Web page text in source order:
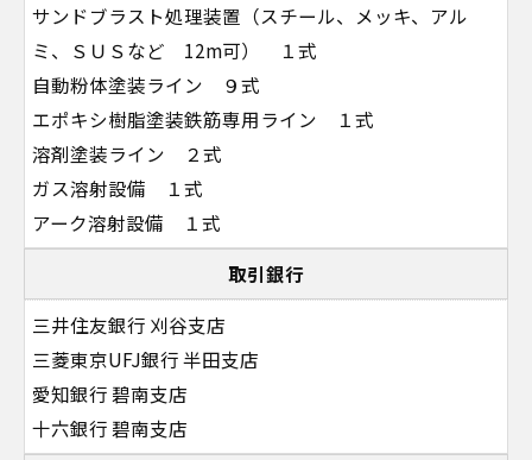
サンドブラスト処理装置（スチール、メッキ、アル
ミ、ＳＵＳなど 12m可） １式
自動粉体塗装ライン ９式
エポキシ樹脂塗装鉄筋専用ライン １式
溶剤塗装ライン ２式
ガス溶射設備 １式
アーク溶射設備 １式
取引銀行
三井住友銀行 刈谷支店
三菱東京UFJ銀行 半田支店
愛知銀行 碧南支店
十六銀行 碧南支店